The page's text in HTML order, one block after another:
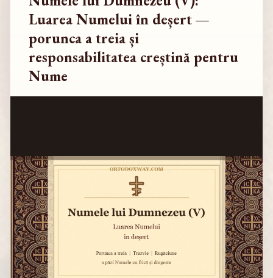
Luarea Numelui în deșert —
porunca a treia și
responsabilitatea creștină pentru
Nume